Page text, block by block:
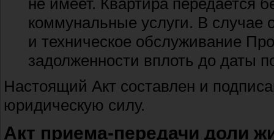
коммунальные услуги. В случае
и техническое обслуживание
задолженности вплоть до даты
Настоящий Акт составлен и
юридическую силу.
Акт приема-передачи доли